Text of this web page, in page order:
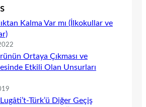
Kalma Var mı (İlkokullar ve
Ortaya Çıkması ve
Etkili Olan Unsurları
Türk’ü Diğer Geçiş